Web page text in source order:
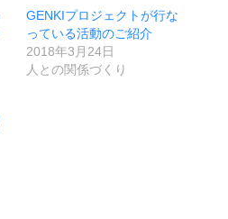
GENKIプロジェクトが行な
っている活動のご紹介
2018年3月24日
人との関係づくり